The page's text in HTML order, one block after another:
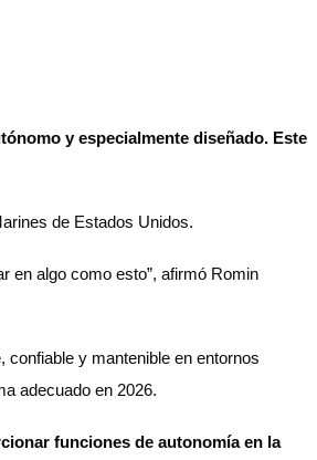
y especialmente diseñado. Este
de Estados Unidos.
en algo como esto”, afirmó Romin
y mantenible en entornos
adecuado en 2026.
funciones de autonomía en la